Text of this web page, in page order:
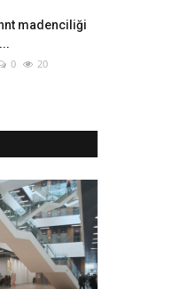
madenciliği
0 20